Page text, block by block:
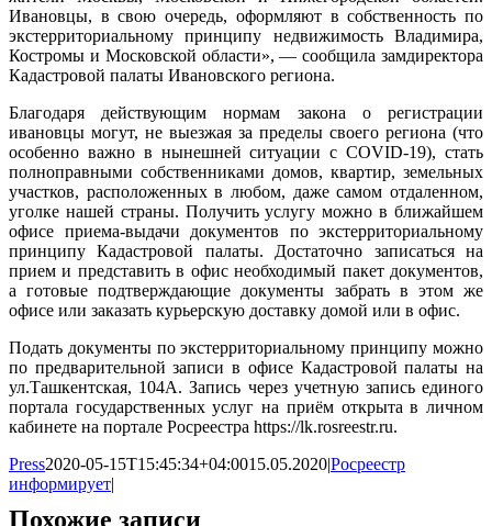
Ивановцы, в свою очередь, оформляют в собственность по
экстерриториальному принципу недвижимость Владимира,
Костромы и Московской области», — сообщила замдиректора
Кадастровой палаты Ивановского региона.
Благодаря действующим нормам закона о регистрации
ивановцы могут, не выезжая за пределы своего региона (что
особенно важно в нынешней ситуации с COVID-19), стать
полноправными собственниками домов, квартир, земельных
участков, расположенных в любом, даже самом отдаленном,
уголке нашей страны. Получить услугу можно в ближайшем
офисе приема-выдачи документов по экстерриториальному
принципу Кадастровой палаты. Достаточно записаться на
прием и представить в офис необходимый пакет документов,
а готовые подтверждающие документы забрать в этом же
офисе или заказать курьерскую доставку домой или в офис.
Подать документы по экстерриториальному принципу можно
по предварительной записи в офисе Кадастровой палаты на
ул.Ташкентская, 104А. Запись через учетную запись единого
портала государственных услуг на приём открыта в личном
кабинете на портале Росреестра https://lk.rosreestr.ru.
Press2020-05-15T15:45:34+04:0015.05.2020|Росреестр
информирует|
Похожие записи